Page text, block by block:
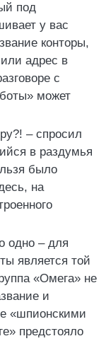
под
у вас
конторы,
адрес в
с
может
– спросил
в раздумья
было
на
одно – для
является той
«Омега» не
и
«шпионскими
предстояло